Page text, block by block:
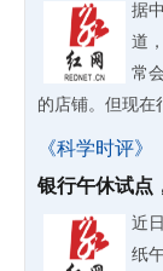
据
道
常
的店铺。但现在
《科学时评》
银行午休试点
近
纸